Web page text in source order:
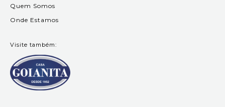
Quem Somos
Onde Estamos
Visite também: